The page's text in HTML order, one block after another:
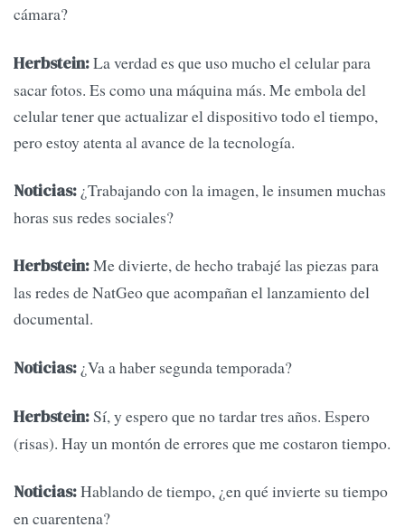
cámara?
Herbstein:La verdad es que uso mucho el celular para
sacar fotos. Es como una máquina más. Me embola del
celular tener que actualizar el dispositivo todo el tiempo,
pero estoy atenta al avance de la tecnología.
Noticias: ¿Trabajando con la imagen, le insumen muchas
horas sus redes sociales?
Herbstein:Me divierte, de hecho trabajé las piezas para
las redes de NatGeo que acompañan el lanzamiento del
documental.
Noticias: ¿Va a haber segunda temporada?
Herbstein:Sí, y espero que no tardar tres años. Espero
(risas). Hay un montón de errores que me costaron tiempo.
Noticias:Hablando de tiempo, ¿en qué invierte su tiempo
en cuarentena?